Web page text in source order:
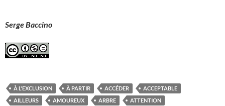
Serge Baccino
À L'EXCLUSION À PARTIR ACCÉDER
ACCEPTABLE
AILLEURS
AMOUREUX ARBRE
ATTENTION